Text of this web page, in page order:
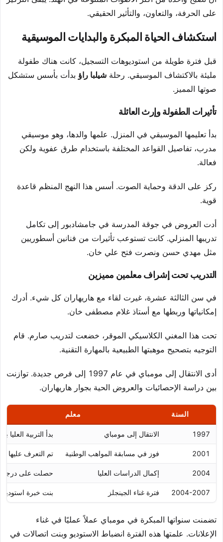
على الحرفة، والتعاون، والتأثير الحقيقي.
استكشاف الحياة المبكرة والبدايات الموسيقية
قبل فترة طويلة من استوديوهات التسجيل، كانت هناك طفولة
مليئة بالاكتشاف الموسيقي. رحلة شيلبا راؤ بدأت بأسس ستشكل
صوتها المميز.
تأثيرات الطفولة وإرث العائلة
بدأ تعليمها الموسيقي في المنزل. علمها والدها، وهو موسيقي
مدرب، تفاصيل القواعد المختلفة باستخدام طرق عفوية ولكن
فعالة.
ركز على الدقة وحماية الصوت. أسس هذا النهج المنظم قاعدة
قوية.
أدت العروض في جوقة المدرسة في جامشادبور إلى تكامل
تدريبها المنزلي. كانت تستوعب تأثيرات من فنانين أسطوريين
مثل مهدي حسن ونصرت فتح علي خان.
التدريب تحت إشراف معلمين مميزين
في سن الثالثة عشرة، غيرت لقاء مع هاريهاران كل شيء. أدرك
إمكانياتها وربطها مع أستاذ غلام مصطفى خان.
تحت هذا المغني الكلاسيكي الموقر، خضعت لتدريب صارم. قام
التوجيه بتصحيح موهبتها الطبيعية بالمهارة التقنية.
أدى الانتقال إلى مومباي في عام 1997 إلى فرص جديدة. توازنت
بين دراسة الإحصائيات والعروض الحية بجوار هاريهاران.
السنة معلم
1997 الانتقال إلى مومباي بدأ التربية العليا
2001 فوز في مسابقة المواهب الوطنية تم التعرف عليها
2004 إكمال الدراسات العليا حصلت على درجة
2004-2007 فترة غناء الجينجلز بنت خبرة استوديو
تضمنت سنواتها المبكرة في مومباي عملاً عمليًا في غناء
الإعلانات. علمتها هذه الفترة انضباط الاستوديو وبنت اتصالات في